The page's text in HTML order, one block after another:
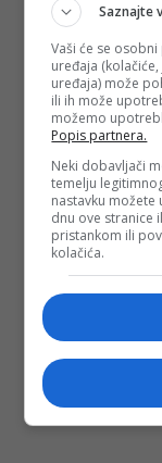
Saznajte
Vaši će se
uređaja
uređaja) može
ili ih može
možemo
Popis partnera.
Neki dobavljači
temelju
nastavku
dnu ove stranice
pristankom ili
kolačića.